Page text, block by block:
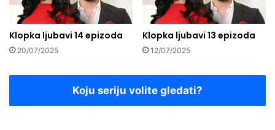
Klopka ljubavi 14 epizoda
20/07/2025
Klopka ljubavi 13 epizoda
12/07/2025
Koju seriju volite gledati?